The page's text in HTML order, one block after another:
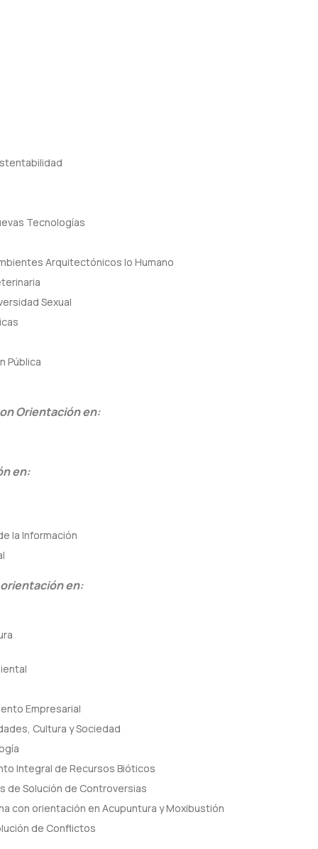
Tecnologías
Arquitectónicos lo Humano
Sexual
Pública
Orientación en:
en:
la Información
en:
Empresarial
Cultura y Sociedad
Integral de Recursos Bióticos
de Solución de Controversias
con orientación en Acupuntura y Moxibustión
de Conflictos